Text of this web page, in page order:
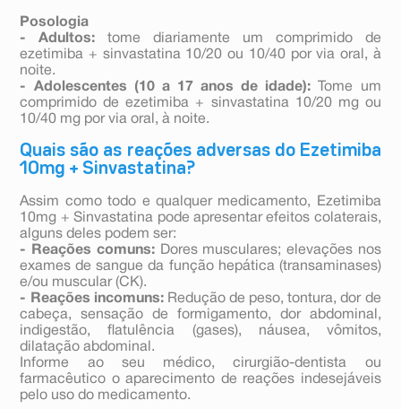
Posologia
- Adultos: tome diariamente um comprimido de
ezetimiba + sinvastatina 10/20 ou 10/40 por via oral, à
noite.
- Adolescentes (10 a 17 anos de idade): Tome um
comprimido de ezetimiba + sinvastatina 10/20 mg ou
10/40 mg por via oral, à noite.
Quais são as reações adversas do Ezetimiba
10mg + Sinvastatina?
Assim como todo e qualquer medicamento, Ezetimiba
10mg + Sinvastatina pode apresentar efeitos colaterais,
alguns deles podem ser:
- Reações comuns:Dores musculares; elevações nos
exames de sangue da função hepática (transaminases)
e/ou muscular (CK).
- Reações incomuns:Redução de peso, tontura, dor de
cabeça, sensação de formigamento, dor abdominal,
indigestão, flatulência (gases), náusea, vômitos,
dilatação abdominal.
Informe ao seu médico, cirurgião-dentista ou
farmacêutico o aparecimento de reações indesejáveis
pelo uso do medicamento.